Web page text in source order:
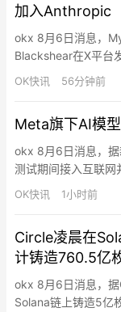
加入Anthropic
okx 8月6日消息，
Blackshear在X平台
Anthropic从事防御
量平衡正在转变，
Mysten La…
OK快讯 56分钟前
Meta旗下AI模
okx 8月6日消息，
测试期间接入互联
的Muse Spark 1.1
由于“沙盒”测试环
言人表示，公司“目
OK快讯 1小时前
Circle凌晨在
计铸造760.5亿
okx 8月6日消息，
Solana链上铸造5亿